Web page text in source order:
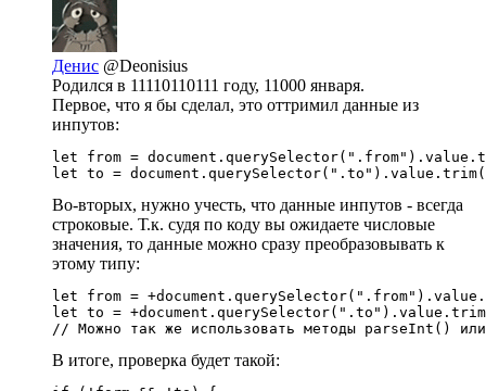
Денис @Deonisius
Родился в 11110110111 году, 11000 января.
Первое, что я бы сделал, это оттримил данные из
инпутов:
let from =
let to =
Во-вторых, нужно учесть, что данные инпутов - всегда
строковые. Т.к. судя по коду вы ожидаете числовые
значения, то данные можно сразу преобразовывать к
этому типу:
let from =
let to =
// Можно так же использовать методы parseInt()
В итоге, проверка будет такой: